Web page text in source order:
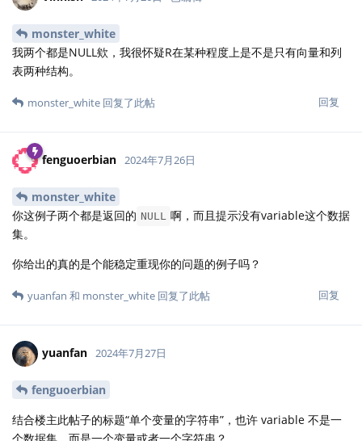
monster_white
我两个都是NULL欸，我很怀疑R在某种程度上是不是只有向量和列
表两种结构。
回复
monster_white 回复了此帖
fenguoerbian 2024年7月26日
monster_white
你这例子两个都是返回的 NULL
啊，而且提示没有variable这个数据
集。
你给出的真的是个能稳定重现你的问题的例子吗？
回复
yuanfan 和 monster_white 回复了此帖
yuanfan 2024年7月27日
fenguoerbian
结合楼主此帖子的标题“单个变量的字符串”，也许 variable 不是一
个数据集，而是一个变量或者一个字符串？